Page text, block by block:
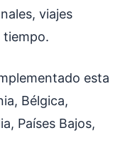
viajes
tiempo.
esta
Bélgica,
Países Bajos,